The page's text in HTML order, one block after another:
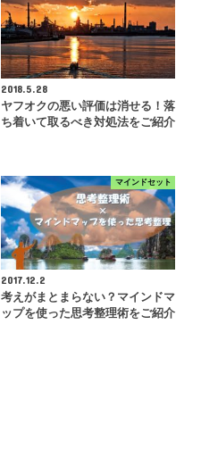
2018.5.28
ヤフオクの悪い評価は消せる！落
ち着いて取るべき対処法をご紹介
マインドセット
2017.12.2
考えがまとまらない？マインドマ
ップを使った思考整理術をご紹介